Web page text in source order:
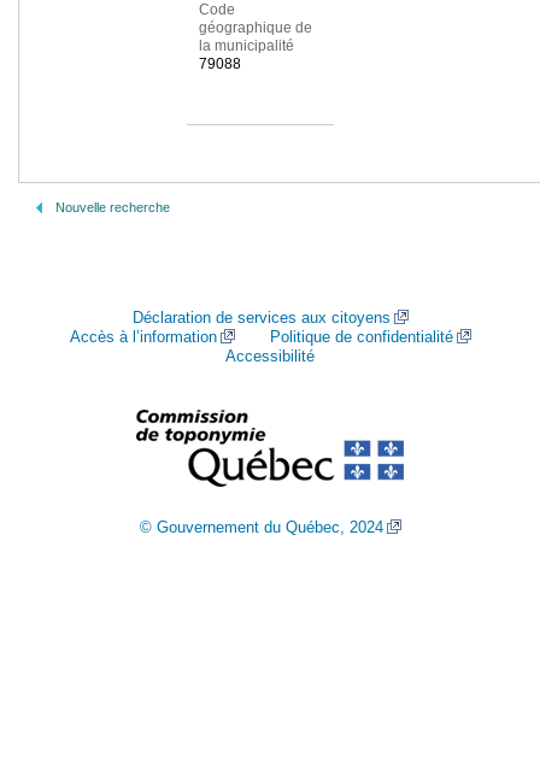
Code
géographique de
la municipalité
79088
Nouvelle recherche
Déclaration de services aux citoyens
Accès à l’information
Politique de confidentialité
Accessibilité
© Gouvernement du Québec, 2024